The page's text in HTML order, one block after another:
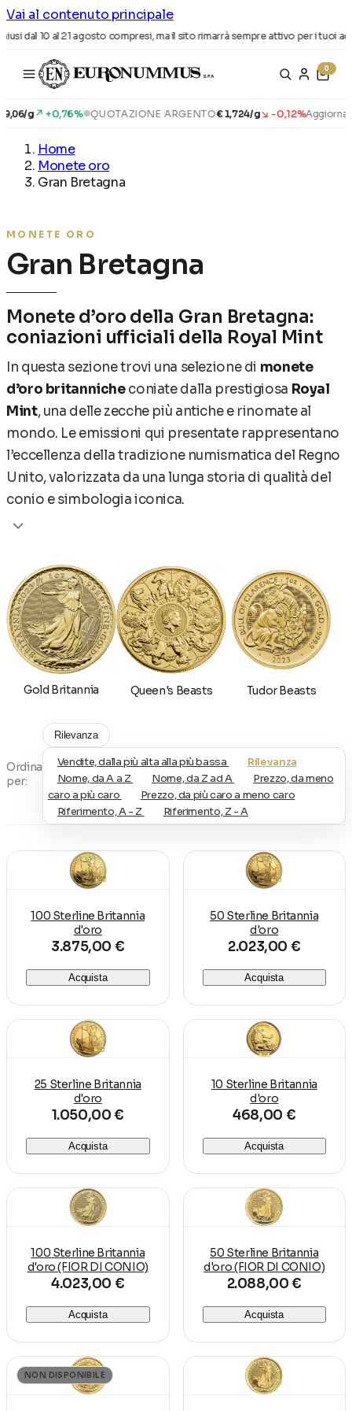
Vai al contenuto principale
dal 10 al 21 agosto compresi, ma il sito rimarrà sempre attivo per i tuoi
0
g↗ +0,76% QUOTAZIONE ARGENTO€ 1,724/g↘ -0,12%Aggiornato
Home
Monete oro
Gran Bretagna
MONETE ORO
Gran Bretagna
Monete d’oro della Gran Bretagna:
coniazioni ufficiali della Royal Mint
In questa sezione trovi una selezione di monete
d’oro britannicheconiate dalla prestigiosa Royal
Mint, una delle zecche più antiche e rinomate al
mondo. Le emissioni qui presentate rappresentano
l’eccellenza della tradizione numismatica del Regno
Unito, valorizzata da una lunga storia di qualità del
conio e simbologia iconica.
Tra le principali monete d’oro disponibili
Gold Britannia
, celebre per la sua
personificazione della Britannia, simbolo di forza,
stabilità e identità nazionale.
-The Queen’s Beasts, serie ispirata alle araldiche
reali, con raffigurazioni dettagliate delle creature
simboliche della monarchia britannica.
The Tudor Beasts
araldiche della dinastia Tudor con raffigurazioni
dettagliate dei simboli del potere e della storia della
monarchia britannica.
Monetato Aureo di Euronummus, per garantire
autenticità, purezza e standard qualitativi in linea
Questa categoria è ideale per collezionisti e
appassionati che desiderano arricchire la propria
raccolta conmonete d’oro di prestigio assoluto
espressione dell’eredità culturale e artistica del
Regno Unito.
Gold Britannia Queen's Beasts Tudor Beasts
Ordina
per:
Rilevanza
Vendite, dalla più alta alla più bassa
Rilevanza
Nome, da A a Z
Nome, da Z ad A
Prezzo, da meno
caro a più caro
Prezzo, da più caro a meno caro
Riferimento, A - Z
Riferimento, Z - A
100 Sterline Britannia
d'oro
3.875,00 €
Acquista
50 Sterline Britannia
d'oro
2.023,00 €
Acquista
25 Sterline Britannia
d'oro
1.050,00 €
Acquista
10 Sterline Britannia
d'oro
468,00 €
Acquista
100 Sterline Britannia
d'oro (FIOR DI CONIO)
4.023,00 €
Acquista
50 Sterline Britannia
d'oro (FIOR DI CONIO)
2.088,00 €
Acquista
NON DISPONIBILE